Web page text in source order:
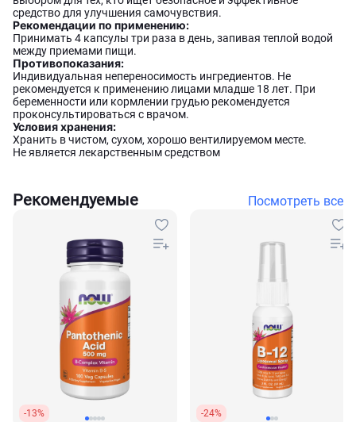
средство для улучшения самочувствия.
Рекомендации по применению:
Принимать 4 капсулы три раза в день, запивая теплой водой
между приемами пищи.
Противопоказания:
Индивидуальная непереносимость ингредиентов. Не
рекомендуется к применению лицами младше 18 лет. При
беременности или кормлении грудью рекомендуется
проконсультироваться с врачом.
Условия хранения:
Хранить в чистом, сухом, хорошо вентилируемом месте.
Не является лекарственным средством
Рекомендуемые Посмотреть все
-13%
-24%